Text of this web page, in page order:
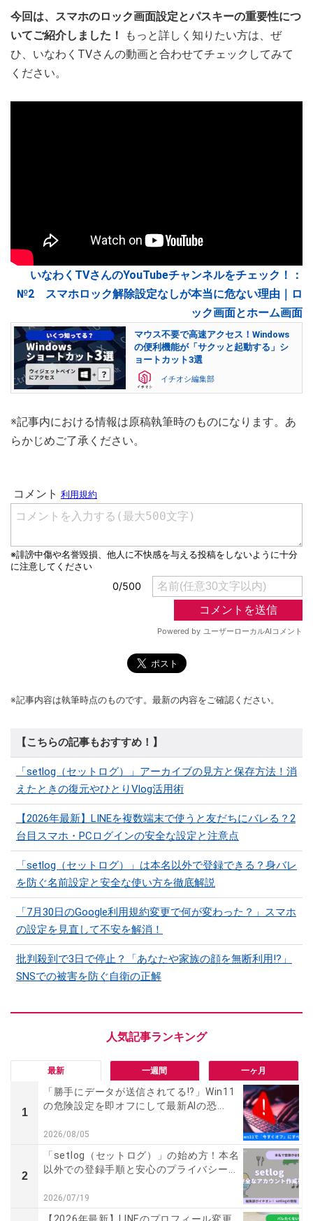
今回は、スマホのロック画面設定とパスキーの重要性につ
いてご紹介しました！
もっと詳しく知りたい方は、ぜ
ひ、いなわくTVさんの動画と合わせてチェックしてみて
ください。
いなわくTVさんのYouTubeチャンネルをチェック！：
№2 スマホロック解除設定なしが本当に危ない理由｜ロ
ック画面とホーム画面
マウス不要で高速アクセス！Windows
の便利機能が「サクッと起動する」シ
ョートカット3選
イチオシ編集部
※記事内における情報は原稿執筆時のものになります。あ
らかじめご了承ください。
※記事内容は執筆時点のものです。最新の内容をご確認ください。
【こちらの記事もおすすめ！】
「setlog（セットログ）」アーカイブの見方と保存方法！消
えたときの復元やひとりVlog活用術
【2026年最新】LINEを複数端末で使うと友だちにバレる？2
台目スマホ・PCログインの安全な設定と注意点
「setlog（セットログ）」は本名以外で登録できる？身バレ
を防ぐ名前設定と安全な使い方を徹底解説
「7月30日のGoogle利用規約変更で何が変わった？」スマホ
の設定を見直して不安を解消！
批判殺到で3日で停止？「あなたや家族の顔を無断利用!?」
SNSでの被害を防ぐ自衛の正解
最新 一週間 一ヶ月
1
「勝手にデータが送信されてる!?」Win11
の危険設定を即オフにして最新AIの恐...
2026/08/05
2
「setlog（セットログ）」の始め方！本名
以外での登録手順と安心のプライバシー...
2026/07/19